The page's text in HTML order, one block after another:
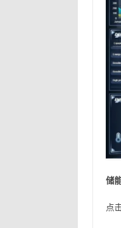
储
点